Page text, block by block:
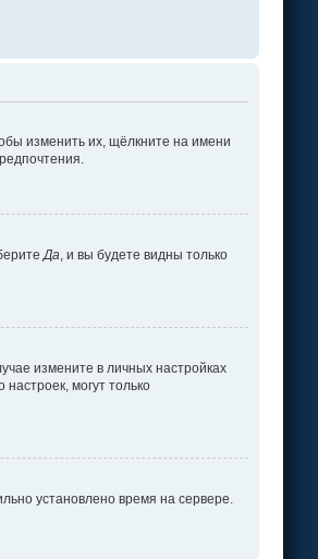
изменить их, щёлкните на имени
Да, и вы будете видны только
измените в личных настройках
могут только
установлено время на сервере.